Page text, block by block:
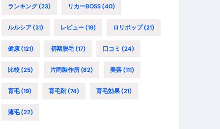
ランキング(23) リカーBOSS(40)
ルルシア(31) レビュー(19) ロリポップ(21)
健康(121) 初期脱毛(17) 口コミ (24)
比較(25) 片岡製作所(82) 美容(111)
育毛(19) 育毛剤 (74) 育毛効果(21)
薄毛(22)